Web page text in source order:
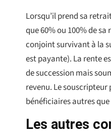
Lorsqu’il prend sa
que 60% ou 100% de
conjoint survivant à la
est payante). La rente
de succession mais
revenu. Le souscripteur
bénéficiaires autres
Les autres